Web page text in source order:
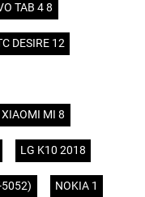
TAB 4 8
DESIRE 12
XIAOMI MI 8
LG K10 2018
5052) NOKIA 1